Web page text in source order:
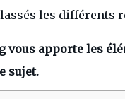
les différents
vous apporte les
sujet.